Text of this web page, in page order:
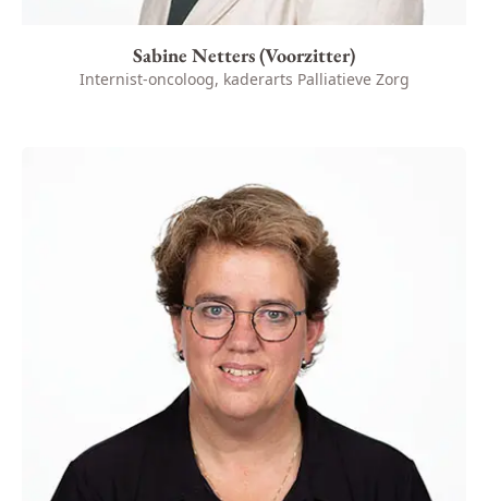
Sabine Netters (Voorzitter)
Internist-oncoloog, kaderarts Palliatieve Zorg